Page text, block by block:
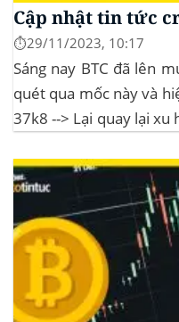
Cập nhật tin tức
⏱️29/11/2023, 10:17
Sáng nay BTC đã lên
quét qua mốc này và
37k8 --> Lại quay lại xu
một nửa Bitcoin làm...